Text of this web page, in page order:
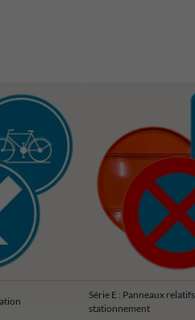
Série E : Panneaux
stationnement